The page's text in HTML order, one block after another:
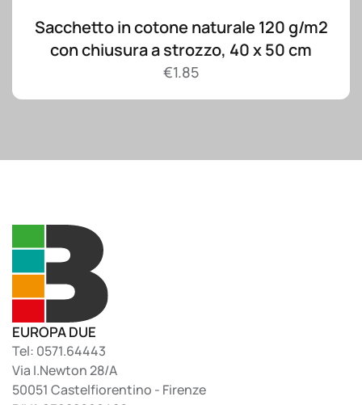
Sacchetto in cotone naturale 120 g/m2
con chiusura a strozzo, 40 x 50 cm
€1.85
EUROPA DUE
Tel: 0571.64443
Via I.Newton 28/A
50051 Castelfiorentino - Firenze